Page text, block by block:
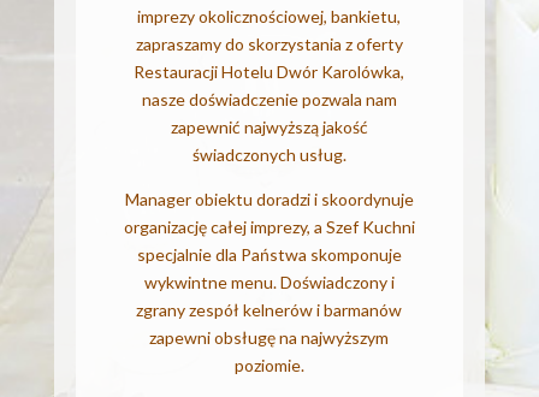
imprezy okolicznościowej, bankietu,
zapraszamy do skorzystania z oferty
Restauracji Hotelu Dwór Karolówka,
nasze doświadczenie pozwala nam
zapewnić najwyższą jakość
świadczonych usług.
Manager obiektu doradzi i skoordynuje
organizację całej imprezy, a Szef Kuchni
specjalnie dla Państwa skomponuje
wykwintne menu. Doświadczony i
zgrany zespół kelnerów i barmanów
zapewni obsługę na najwyższym
poziomie.